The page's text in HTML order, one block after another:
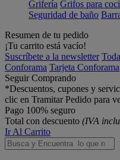
Grifería Grifos para
Seguridad de baño
Resumen de tu pedido
¡Tu carrito está vacío!
Suscríbete a la newsletter
Conforama Tarjeta Conforama
Seguir Comprando
*Descuentos, cupones y
clic en Tramitar Pedido para
Pago 100% seguro
Total con descuento (IVA
Ir Al Carrito